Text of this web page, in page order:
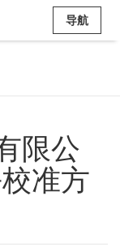
导航
限公
准方